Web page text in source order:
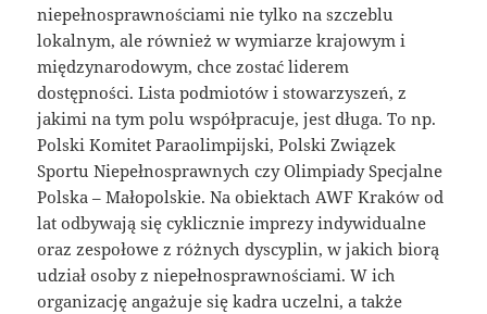
niepełnosprawnościami nie tylko na szczeblu
lokalnym, ale również w wymiarze krajowym i
międzynarodowym, chce zostać liderem
dostępności. Lista podmiotów i stowarzyszeń, z
jakimi na tym polu współpracuje, jest długa. To np.
Polski Komitet Paraolimpijski, Polski Związek
Sportu Niepełnosprawnych czy Olimpiady Specjalne
Polska – Małopolskie. Na obiektach AWF Kraków od
lat odbywają się cyklicznie imprezy indywidualne
oraz zespołowe z różnych dyscyplin, w jakich biorą
udział osoby z niepełnosprawnościami. W ich
organizację angażuje się kadra uczelni, a także